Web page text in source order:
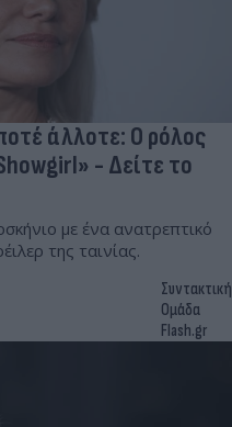
άλλοτε: Ο ρόλος
- Δείτε το
με ένα ανατρεπτικό
της ταινίας.
Συντακτική
Ομάδα
Flash.gr